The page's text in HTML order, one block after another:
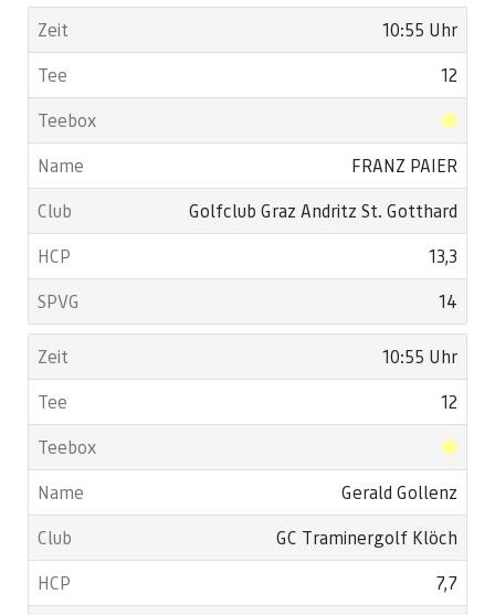
10:55 Uhr
12
FRANZ PAIER
Golfclub Graz Andritz St. Gotthard
13,3
14
10:55 Uhr
12
Gerald Gollenz
GC Traminergolf Klöch
7,7